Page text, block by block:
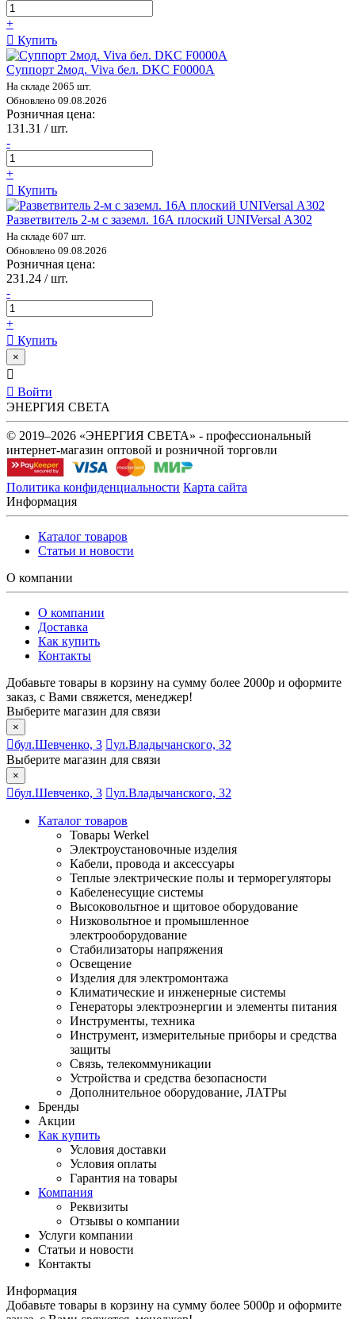
+
Купить
Суппорт 2мод. Viva бел. DKC F0000A
На складе 2065 шт.
Обновлено 09.08.2026
Розничная цена:
131.31 / шт.
-
+
Купить
Разветвитель 2-м с заземл. 16А плоский UNIVersal А302
На складе 607 шт.
Обновлено 09.08.2026
Розничная цена:
231.24 / шт.
-
+
Купить
×
Войти
ЭНЕРГИЯ СВЕТА
© 2019–2026 «ЭНЕРГИЯ СВЕТА» - профессиональный
интернет-магазин оптовой и розничной торговли
Политика конфиденциальности Карта сайта
Информация
Каталог товаров
Статьи и новости
О компании
О компании
Доставка
Как купить
Контакты
Добавьте товары в корзину на сумму более 2000р и оформите
заказ, с Вами свяжется, менеджер!
Выберите магазин для связи
×
бул.Шевченко, 3
ул.Владычанского, 32
Выберите магазин для связи
×
бул.Шевченко, 3 ул.Владычанского, 32
Каталог товаров
Товары Werkel
Электроустановочные изделия
Кабели, провода и аксессуары
Теплые электрические полы и терморегуляторы
Кабеленесущие системы
Высоковольтное и щитовое оборудование
Низковольтное и промышленное
электрооборудование
Стабилизаторы напряжения
Освещение
Изделия для электромонтажа
Климатические и инженерные системы
Генераторы электроэнергии и элементы питания
Инструменты, техника
Инструмент, измерительные приборы и средства
защиты
Связь, телекоммуникации
Устройства и средства безопасности
Дополнительное оборудование, ЛАТРы
Бренды
Акции
Как купить
Условия доставки
Условия оплаты
Гарантия на товары
Компания
Реквизиты
Отзывы о компании
Услуги компании
Статьи и новости
Контакты
Информация
Добавьте товары в корзину на сумму более 5000р и оформите